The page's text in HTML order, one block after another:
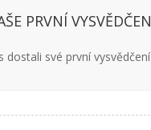
PRVNÍ
dostali své první vysvědčení